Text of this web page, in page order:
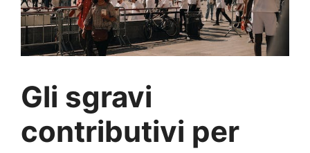
Gli sgravi
contributivi per